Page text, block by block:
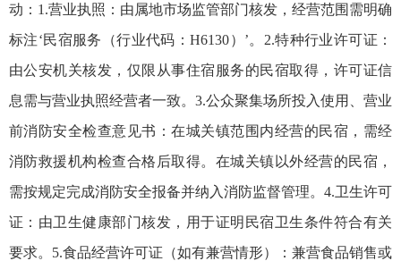
动：1.营业执照：由属地市场监管部门核发，经营范围需明确
标注‘民宿服务（行业代码：H6130）’。2.特种行业许可证：
由公安机关核发，仅限从事住宿服务的民宿取得，许可证信
息需与营业执照经营者一致。3.公众聚集场所投入使用、营业
前消防安全检查意见书：在城关镇范围内经营的民宿，需经
消防救援机构检查合格后取得。在城关镇以外经营的民宿，
需按规定完成消防安全报备并纳入消防监督管理。4.卫生许可
证：由卫生健康部门核发，用于证明民宿卫生条件符合有关
要求。5.食品经营许可证（如有兼营情形）：兼营食品销售或